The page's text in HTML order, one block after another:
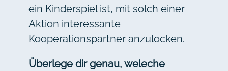
ein Kinderspiel ist, mit solch einer
Aktion interessante
Kooperationspartner anzulocken.
Überlege dir genau, weleche